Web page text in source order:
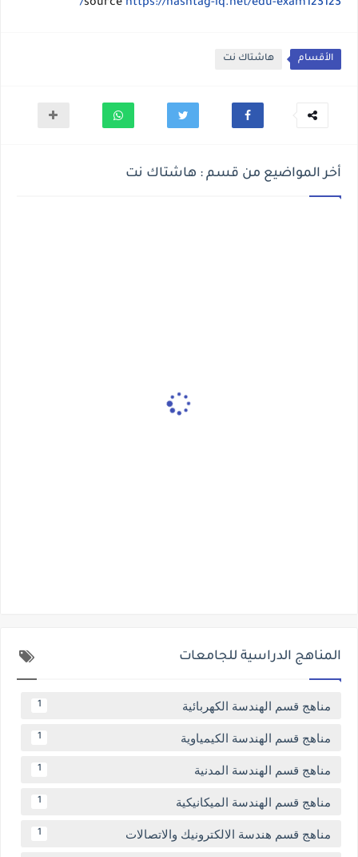
source https://hashtag-iq.net/edu-exam123123/
الأقسام هاشتاك نت
أخر المواضيع من قسم : هاشتاك نت
المناهج الدراسية للجامعات
مناهج قسم الهندسة الكهربائية 1
مناهج قسم الهندسة الكيمياوية 1
مناهج قسم الهندسة المدنية 1
مناهج قسم الهندسة الميكانيكية 1
مناهج قسم هندسة الالكترونيك والاتصالات 1